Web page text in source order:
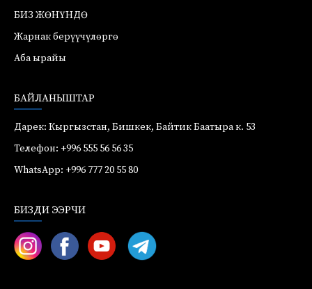
БИЗ ЖӨНҮНДӨ
Жарнак берүүчүлөргө
Аба ырайы
БАЙЛАНЫШТАР
Дарек: Кыргызстан, Бишкек, Байтик Баатыра к. 53
Телефон: +996 555 56 56 35
WhatsApp: +996 777 20 55 80
БИЗДИ ЭЭРЧИ